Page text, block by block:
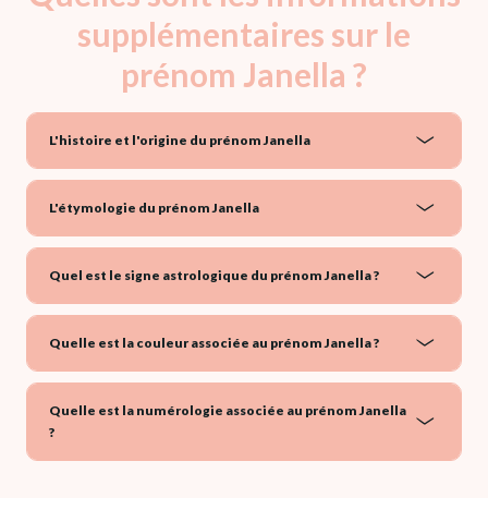
supplémentaires sur le
prénom Janella ?
L'histoire et l'origine du prénom Janella
L'étymologie du prénom Janella
Quel est le signe astrologique du prénom Janella ?
Quelle est la couleur associée au prénom Janella ?
Quelle est la numérologie associée au prénom Janella
?